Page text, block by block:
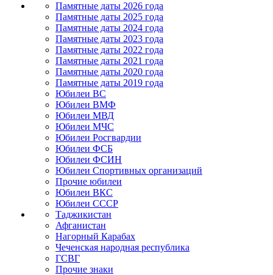
Памятные даты 2026 года
Памятные даты 2025 года
Памятные даты 2024 года
Памятные даты 2023 года
Памятные даты 2022 года
Памятные даты 2021 года
Памятные даты 2020 года
Памятные даты 2019 года
Юбилеи ВС
Юбилеи ВМФ
Юбилеи МВД
Юбилеи МЧС
Юбилеи Росгвардии
Юбилеи ФСБ
Юбилеи ФСИН
Юбилеи Спортивных организаций
Прочие юбилеи
Юбилеи ВКС
Юбилеи СССР
Таджикистан
Афганистан
Нагорный Карабах
Чеченская народная республика
ГСВГ
Прочие знаки